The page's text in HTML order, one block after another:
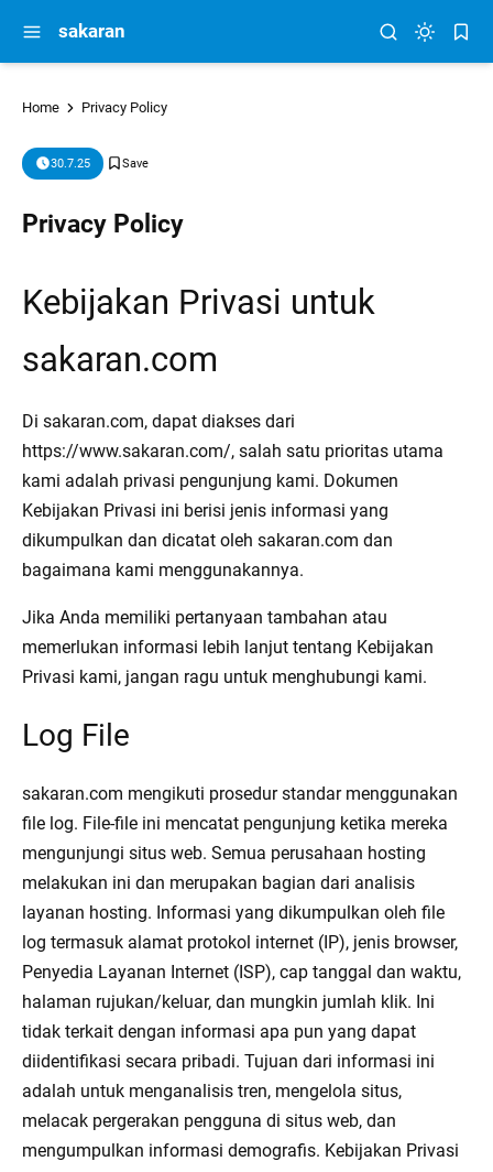
sakaran
Home Privacy Policy
30.7.25
Privacy Policy
Kebijakan Privasi untuk
sakaran.com
Di sakaran.com, dapat diakses dari
https://www.sakaran.com/, salah satu prioritas utama
kami adalah privasi pengunjung kami. Dokumen
Kebijakan Privasi ini berisi jenis informasi yang
dikumpulkan dan dicatat oleh sakaran.com dan
bagaimana kami menggunakannya.
Jika Anda memiliki pertanyaan tambahan atau
memerlukan informasi lebih lanjut tentang Kebijakan
Privasi kami, jangan ragu untuk menghubungi kami.
Log File
sakaran.com mengikuti prosedur standar menggunakan
file log. File-file ini mencatat pengunjung ketika mereka
mengunjungi situs web. Semua perusahaan hosting
melakukan ini dan merupakan bagian dari analisis
layanan hosting. Informasi yang dikumpulkan oleh file
log termasuk alamat protokol internet (IP), jenis browser,
Penyedia Layanan Internet (ISP), cap tanggal dan waktu,
halaman rujukan/keluar, dan mungkin jumlah klik. Ini
tidak terkait dengan informasi apa pun yang dapat
diidentifikasi secara pribadi. Tujuan dari informasi ini
adalah untuk menganalisis tren, mengelola situs,
melacak pergerakan pengguna di situs web, dan
mengumpulkan informasi demografis. Kebijakan Privasi